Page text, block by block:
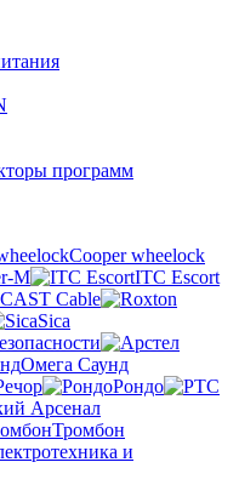
программ
Cooper wheelock
M
ITC Escort
Cable
Sica
Омега Саунд
Рондо
Арсенал
Тромбон
и